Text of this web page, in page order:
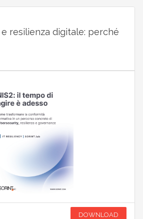
e resilienza digitale: perché
DOWNLOAD